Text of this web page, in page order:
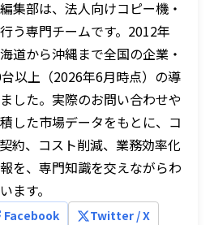
集部は、法人向けコピー機・
う専門チームです。2012年
道から沖縄まで全国の企業・
以上（2026年6月時点）の導
した。実際のお問い合わせや
した市場データをもとに、コ
約、コスト削減、業務効率化
を、専門知識を交えながらわ
ます。
Facebook Twitter / X